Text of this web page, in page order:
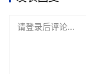
请登录后评论...